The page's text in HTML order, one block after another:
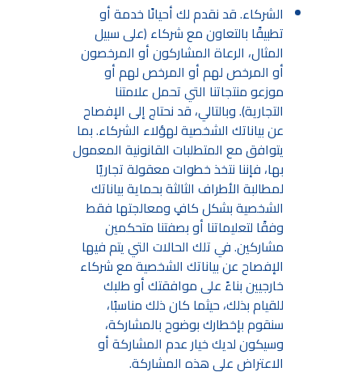
الشركاء. قد نقدم لك أحيانًا خدمة أو
تطبيقًا بالتعاون مع شركاء (على سبيل
المثال، الرعاة المشاركون أو المرخصون
أو المرخص لهم أو المرخص لهم أو
موزعو منتجاتنا التي تحمل علامتنا
التجارية). وبالتالي، قد نحتاج إلى الإفصاح
عن بياناتك الشخصية لهؤلاء الشركاء. بما
يتوافق مع المتطلبات القانونية المعمول
بها، فإننا نتخذ خطوات معقولة تجاريًا
لمطالبة الأطراف الثالثة بحماية بياناتك
الشخصية بشكل كافٍ ومعالجتها فقط
وفقًا لتعليماتنا أو بصفتنا متحكمين
مشاركين. في تلك الحالات التي يتم فيها
الإفصاح عن بياناتك الشخصية مع شركاء
خارجيين بناءً على موافقتك أو طلبك
للقيام بذلك، حيثما كان ذلك مناسبًا،
سنقوم بإخطارك بوضوح بالمشاركة،
وسيكون لديك خيار عدم المشاركة أو
الاعتراض على هذه المشاركة.